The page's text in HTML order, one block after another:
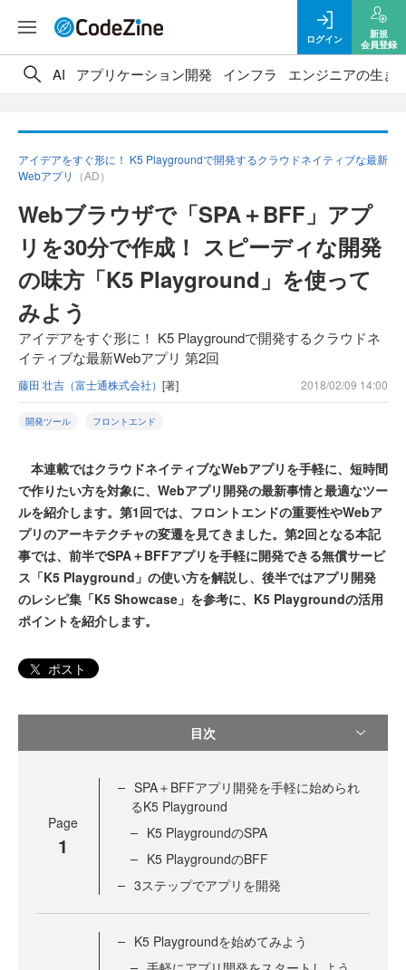
ログイン
新規
会員登録
AI アプリケーション開発 インフラ エンジニアの生き
アイデアをすぐ形に！ K5 Playgroundで開発するクラウドネイティブな最新
Webアプリ
（AD）
Webブラウザで「SPA＋BFF」アプ
リを30分で作成！ スピーディな開発
の味方「K5 Playground」を使って
みよう
アイデアをすぐ形に！ K5 Playgroundで開発するクラウドネ
イティブな最新Webアプリ 第2回
藤田 壮吉（富士通株式会社） [著] 2018/02/09 14:00
開発ツール フロントエンド
本連載ではクラウドネイティブなWebアプリを手軽に、短時間
で作りたい方を対象に、Webアプリ開発の最新事情と最適なツー
ルを紹介します。第1回では、フロントエンドの重要性やWebア
プリのアーキテクチャの変遷を見てきました。第2回となる本記
事では、前半でSPA＋BFFアプリを手軽に開発できる無償サービ
ス「K5 Playground」の使い方を解説し、後半ではアプリ開発
のレシピ集「K5 Showcase」を参考に、K5 Playgroundの活用
ポイントを紹介します。
ポスト
目次
Page
1
SPA＋BFFアプリ開発を手軽に始められ
るK5 Playground
K5 PlaygroundのSPA
K5 PlaygroundのBFF
3ステップでアプリを開発
K5 Playgroundを始めてみよう